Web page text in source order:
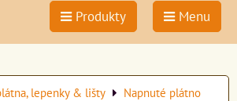
Produkty Menu
lepenky & lišty Napnuté plátno